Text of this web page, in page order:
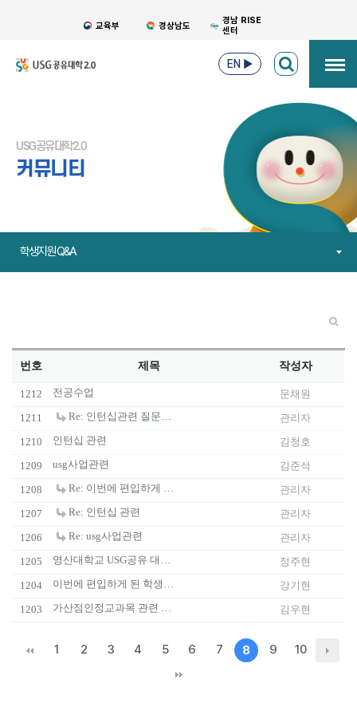
교육부 경상남도
경남 RISE
센터
EN ▶
USG공유대학2.0
커뮤니티
학생지원 Q&A
번호 제목 작성자
1212 전공수업
문채원
1211
Re: 인턴십관련 질문입니다.
관리자
1210
인턴십 관련
김청호
1209
usg사업관련
김준석
1208
Re: 이번에 편입하게 된 학생입니다. usg공유대학에 속한 학교인데 학번이 나올려면 2월 20일 후에 나오…
관리자
1207
Re: 인턴십 관련
관리자
1206
Re: usg사업관련
관리자
1205
영산대학교 USG공유 대학의 부당함을 알립니다. 학생들의 억울함을 풀어주세요..
정주현
1204
이번에 편입하게 된 학생입니다. usg공유대학에 속한 학교인데 학번이 나올려면 2월 20일 후에 나오는데 신…
강기현
1203
가산점인정교과목 관련 질문 김우현
1 2 3 4 5 6 7 8 9 10